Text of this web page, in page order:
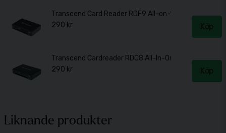
Liknande produkter
Transcend Card Reader RDF9 All-on-1 USB 3.1 Gen 1
290 kr
Köp
Transcend Cardreader RDC8 All-In-One för USB-C 3.1
290 kr
Köp